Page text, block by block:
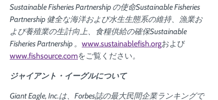
Sustainable Fisheries Partnership の使命Sustainable Fisheries
Partnership 健全な海洋および水生生態系の維持、漁業お
よび養殖業の生計向上、食糧供給の確保Sustainable
Fisheries Partnership 。 www.sustainablefish.orgおよび
www.fishsource.comをご覧ください。
ジャイアント・イーグルについて
Giant Eagle, Inc.は、Forbes誌の最大民間企業ランキングで